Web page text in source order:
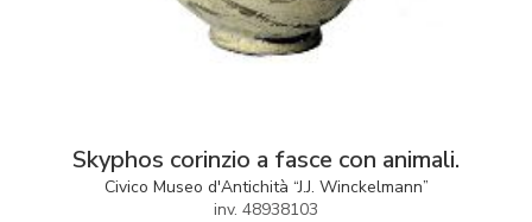
Skyphos corinzio a fasce con animali.
Civico Museo d'Antichità “J.J. Winckelmann”
inv. 48938103